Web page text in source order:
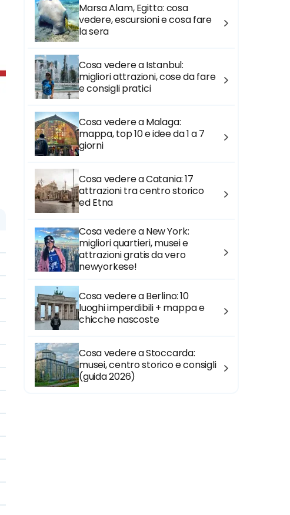
Marsa Alam, Egitto: cosa
vedere, escursioni e cosa fare
la sera
Cosa vedere a Istanbul:
migliori attrazioni, cose da fare
e consigli pratici
Cosa vedere a Malaga:
mappa, top 10 e idee da 1 a 7
giorni
Cosa vedere a Catania: 17
attrazioni tra centro storico
ed Etna
Cosa vedere a New York:
migliori quartieri, musei e
attrazioni gratis da vero
newyorkese!
Cosa vedere a Berlino: 10
luoghi imperdibili + mappa e
chicche nascoste
Cosa vedere a Stoccarda:
musei, centro storico e consigli
(guida 2026)